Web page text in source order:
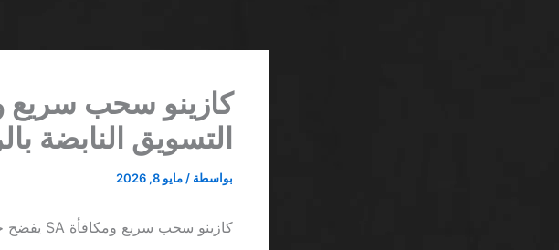
التسويق النابضة
بواسطة / مايو 8, 2026
كازينو سحب سريع ومكافأة SA يفضح خدع التسويق النابضة بالروتين